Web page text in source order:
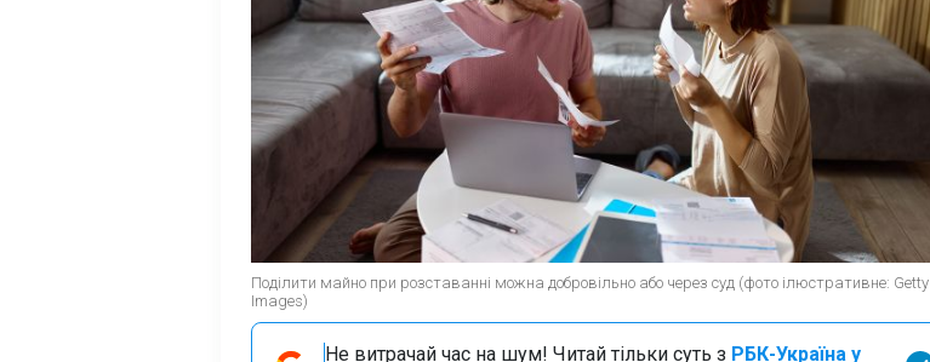
Поділити майно при розставанні можна добровільно або через суд (фото ілюстративне: Getty
Images)
Не витрачай час на шум! Читай тільки суть з РБК-Україна у